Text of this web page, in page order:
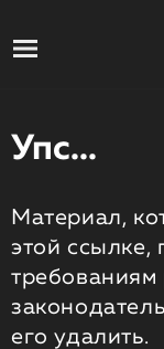
Упс...
Материал,
этой ссылке,
требованиям
его удалить.